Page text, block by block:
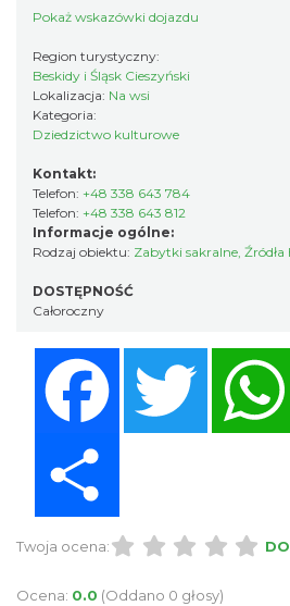
Pokaż wskazówki dojazdu
Region turystyczny:
Beskidy i Śląsk Cieszyński
Lokalizacja: Na wsi
Kategoria:
Dziedzictwo kulturowe
Kontakt:
Telefon: +48 338 643 784
Telefon: +48 338 643 812
Informacje ogólne:
Rodzaj obiektu: Zabytki sakralne, Źródła
DOSTĘPNOŚĆ
Całoroczny
Twitter
Twoja ocena:
Ocena: 0.0 (Oddano 0 głosy)